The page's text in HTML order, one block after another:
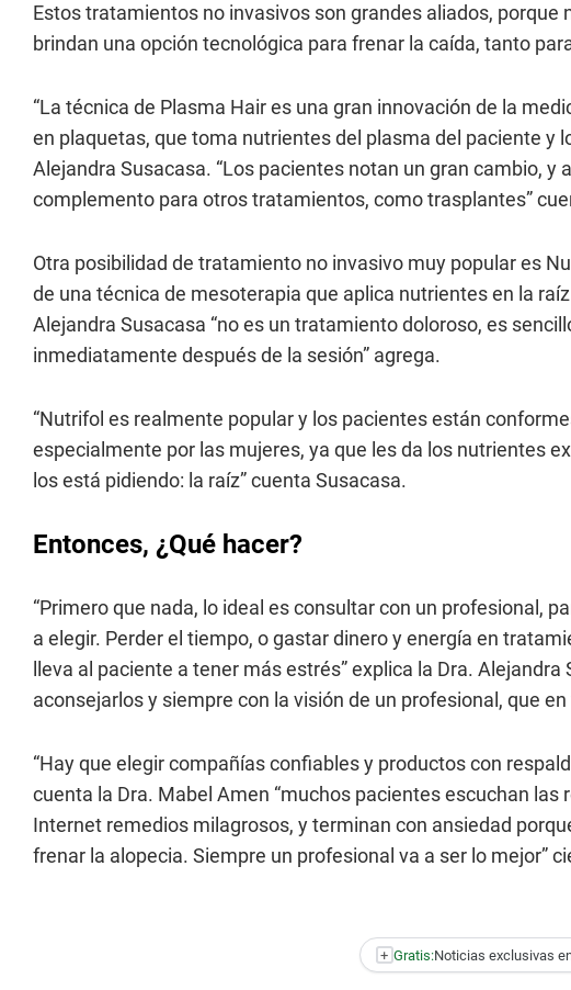
Estos tratamientos no invasivos son grandes aliados, porque
brindan una opción tecnológica para frenar la caída, tanto
“La técnica de Plasma Hair es una gran innovación de la
en plaquetas, que toma nutrientes del plasma del paciente y
Alejandra Susacasa. “Los pacientes notan un gran cambio,
complemento para otros tratamientos, como trasplantes”
Otra posibilidad de tratamiento no invasivo muy popular es
de una técnica de mesoterapia que aplica nutrientes en la
Alejandra Susacasa “no es un tratamiento doloroso, es
inmediatamente después de la sesión” agrega.
“Nutrifol es realmente popular y los pacientes están
especialmente por las mujeres, ya que les da los nutrientes
los está pidiendo: la raíz” cuenta Susacasa.
Entonces, ¿Qué hacer?
“Primero que nada, lo ideal es consultar con un profesional,
a elegir. Perder el tiempo, o gastar dinero y energía en
lleva al paciente a tener más estrés” explica la Dra.
aconsejarlos y siempre con la visión de un profesional, que
“Hay que elegir compañías confiables y productos con
cuenta la Dra. Mabel Amen “muchos pacientes escuchan
Internet remedios milagrosos, y terminan con ansiedad
frenar la alopecia. Siempre un profesional va a ser lo mejor”
+ Gratis:Noticias exclusivas